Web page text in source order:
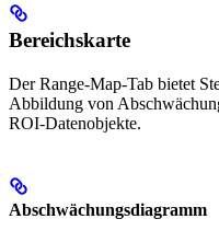
Bereichskarte
Der Range-Map-Tab bietet
Abbildung von
ROI-Datenobjekte.
Abschwächungsdiagramm